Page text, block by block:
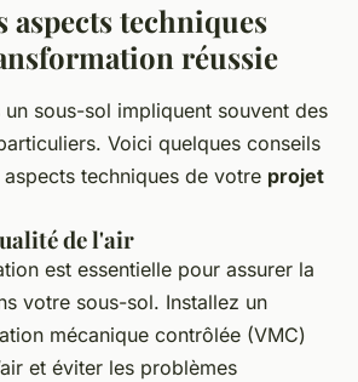
aspects techniques
réussie
un sous-sol impliquent souvent des
Voici quelques conseils
techniques de votre projet
de l'air
est essentielle pour assurer la
votre sous-sol. Installez un
mécanique contrôlée (VMC)
et éviter les problèmes